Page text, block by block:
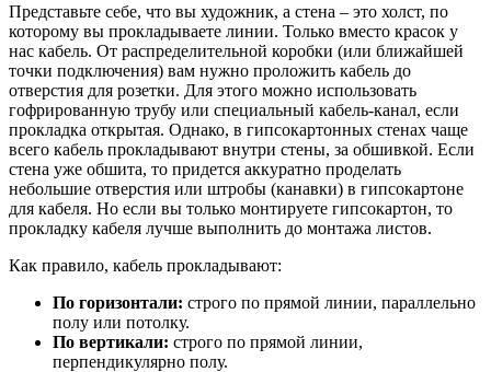
Представьте себе, что вы художник, а стена – это холст, по
которому вы прокладываете линии. Только вместо красок у
нас кабель. От распределительной коробки (или ближайшей
точки подключения) вам нужно проложить кабель до
отверстия для розетки. Для этого можно использовать
гофрированную трубу или специальный кабель-канал, если
прокладка открытая. Однако, в гипсокартонных стенах чаще
всего кабель прокладывают внутри стены, за обшивкой. Если
стена уже обшита, то придется аккуратно проделать
небольшие отверстия или штробы (канавки) в гипсокартоне
для кабеля. Но если вы только монтируете гипсокартон, то
прокладку кабеля лучше выполнить до монтажа листов.
Как правило, кабель прокладывают:
По горизонтали: строго по прямой линии, параллельно
полу или потолку.
По вертикали: строго по прямой линии,
перпендикулярно полу.